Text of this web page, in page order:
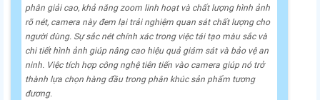
phân giải cao, khả năng zoom linh hoạt và chất lượng hình ảnh
rõ nét, camera này đem lại trải nghiệm quan sát chất lượng cho
người dùng. Sự sắc nét chính xác trong việc tái tạo màu sắc và
chi tiết hình ảnh giúp nâng cao hiệu quả giám sát và bảo vệ an
ninh. Việc tích hợp công nghệ tiên tiến vào camera giúp nó trở
thành lựa chọn hàng đầu trong phân khúc sản phẩm tương
đương.